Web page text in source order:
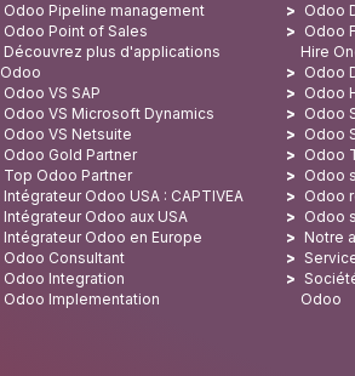
Odoo Pipeline management
Odoo Point of Sales
Découvrez plus d'applications
Odoo
Odoo VS SAP
Odoo VS Microsoft Dynamics
Odoo VS Netsuite
Odoo Gold Partner
Top Odoo Partner
Intégrateur Odoo USA : CAPTIVEA
Intégrateur Odoo aux USA
Intégrateur Odoo en Europe
Odoo Consultant
Odoo Integration
Odoo Implementation
Odoo
Odoo
Hire
Odoo
Odoo
Odoo
Odoo
Odoo
Odoo
Odoo
Odoo
Notre
Odoo